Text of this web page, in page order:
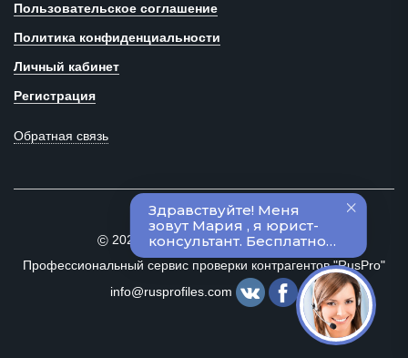
Пользовательское соглашение
Политика конфиденциальности
Личный кабинет
Регистрация
Обратная связь
©2020–2024 Все права защищены
Профессиональный сервис проверки контрагентов "RusPro"
info@rusprofiles.com